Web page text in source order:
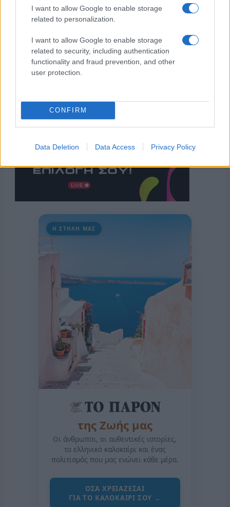
I want to allow Google to enable storage
related to personalization.
I want to allow Google to enable storage
related to security, including authentication
functionality and fraud prevention, and other
user protection.
CONFIRM
Data Deletion Data Access Privacy Policy
Η ΣΤΗΛΗ ΜΑΣ
της Ζωής μας
Οι άνθρωποι, οι αυθεντικές ιστορίες,
το ελληνικό καλοκαίρι και ένας
πολιτισμός που μας ενώνει κάθε μέρα.
ΟΣΑ ΧΡΕΙΑΖΕΣΑΙ
ΓΙΑ ΤΟ ΚΑΛΟΚΑΙΡΙ ΣΟΥ →